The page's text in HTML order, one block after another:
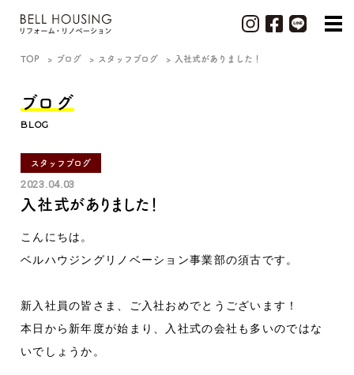
TOP ブログ スタッフブログ 入社式がありました！
ブログ
BLOG
スタッフブログ
2023.04.03
入社式がありました！
こんにちは。
ベルハウジングリノベーション事業部の須古です。
新入社員の皆さま、ご入社おめでとうございます！
本日から新年度が始まり、入社式の会社も多いのではな
いでしょうか。